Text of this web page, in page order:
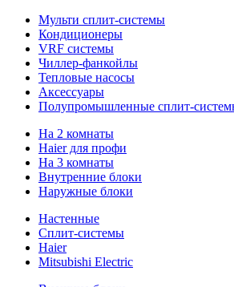
Мульти сплит-системы
Кондиционеры
VRF системы
Чиллер-фанкойлы
Тепловые насосы
Аксессуары
Полупромышленные сплит-
На 2 комнаты
Haier для профи
На 3 комнаты
Внутренние блоки
Наружные блоки
Настенные
Сплит-системы
Haier
Mitsubishi Electric